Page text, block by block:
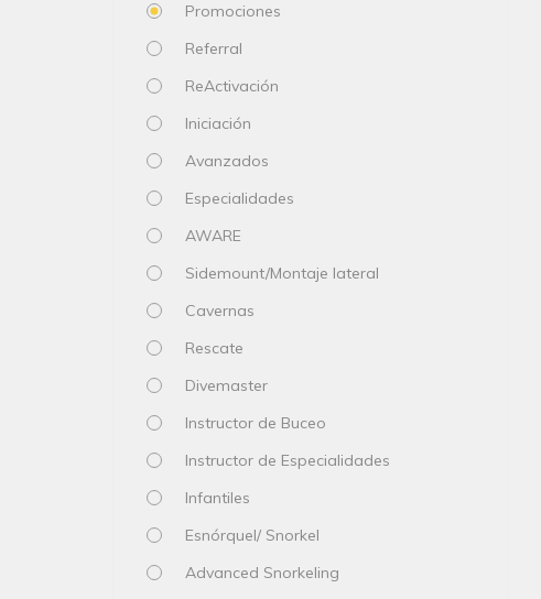
Promociones
Referral
ReActivación
Iniciación
Avanzados
Especialidades
AWARE
Sidemount/Montaje lateral
Cavernas
Rescate
Divemaster
Instructor de Buceo
Instructor de Especialidades
Infantiles
Esnórquel/ Snorkel
Advanced Snorkeling